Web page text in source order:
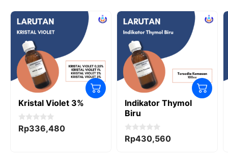
Kristal Violet 3%
0
o
Rp336,480
Indikator Thymol
Biru
0
o
Rp430,560